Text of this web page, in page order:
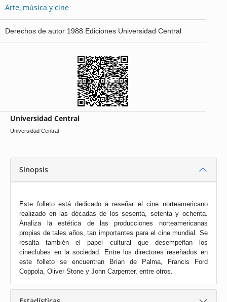
Arte, música y cine
Derechos de autor 1988 Ediciones Universidad Central
Universidad Central
Universidad Central
Sinopsis
Este folleto está dedicado a reseñar el cine norteamericano
realizado en las décadas de los sesenta, setenta y ochenta.
Analiza la estética de las producciones norteamericanas
propias de tales años, tan importantes para el cine mundial. Se
resalta también el papel cultural que desempeñan los
cineclubes en la sociedad. Entre los directores reseñados en
este folleto se encuentran Brian de Palma, Francis Ford
Coppola, Oliver Stone y John Carpenter, entre otros.